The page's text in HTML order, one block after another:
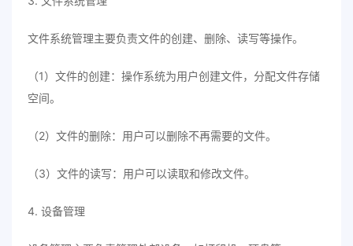
文件系统管理主要负责文件的创建、删除、读写等操作。
（1）文件的创建：操作系统为用户创建文件，分配文件存储
空间。
（2）文件的删除：用户可以删除不再需要的文件。
（3）文件的读写：用户可以读取和修改文件。
4. 设备管理